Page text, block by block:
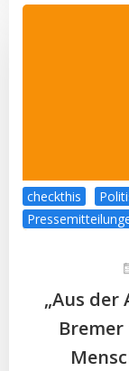
checkthis
„Aus der